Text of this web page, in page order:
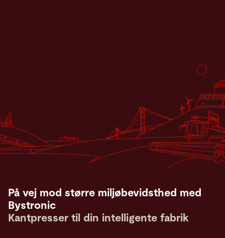
På vej mod større miljøbevidsthed med
Bystronic
Kantpresser til din intelligente fabrik